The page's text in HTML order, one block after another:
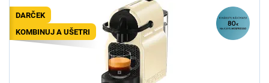
DARČEK
KOMBINUJ A UŠETRI